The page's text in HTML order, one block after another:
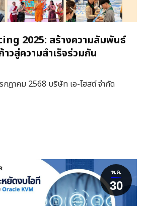
2025: สร้างความสัมพันธ์
วสู่ความสำเร็จร่วมกัน
ฎาคม 2568 บริษัท เอ-โฮสต์ จำกัด
พ.ค.
30